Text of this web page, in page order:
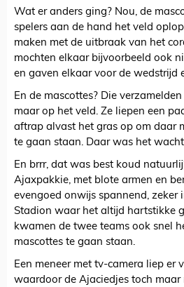
Wat er anders ging? Nou, de
spelers aan de hand het veld
maken met de uitbraak van het
mochten elkaar bijvoorbeeld ook
en gaven elkaar voor de wedstrijd
En de mascottes? Die
maar op het veld. Ze liepen een
aftrap alvast het gras op om daar
te gaan staan. Daar was het
En brrr, dat was best koud
Ajaxpakkie, met blote armen en
evengoed onwijs spannend, zeker
Stadion waar het altijd hartstikke
kwamen de twee teams ook snel
mascottes te gaan staan.
Een meneer met tv-camera liep er
waardoor de Ajaciedjes toch